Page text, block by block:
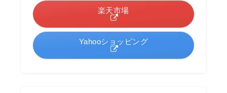
楽天市場
Yahooショッピング